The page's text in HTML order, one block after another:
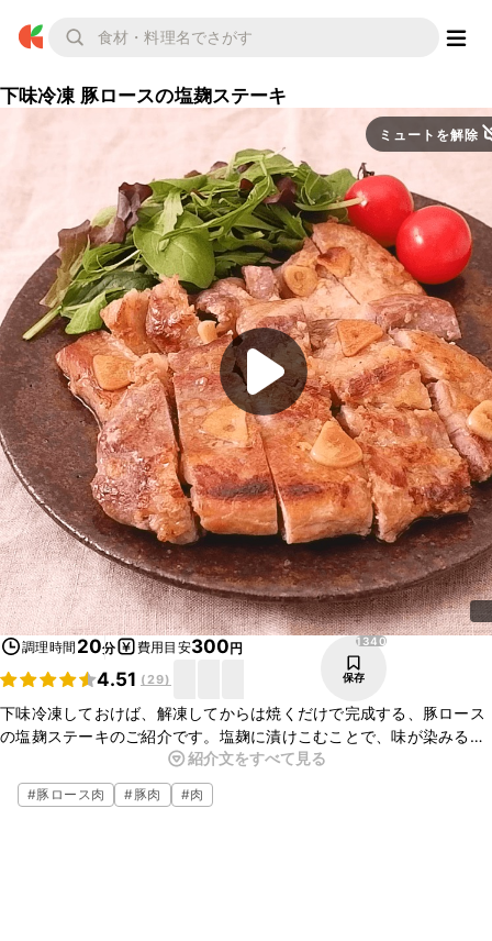
下味冷凍 豚ロースの塩麹ステーキ
ミュートを解除
調理時間 20分 費用目安300円
4.51 (29)
1340
保存
下味冷凍しておけば、解凍してからは焼くだけで完成する、豚ロース
の塩麹ステーキのご紹介です。塩麹に漬けこむことで、味が染みるの
はもちろん、しっとりやわらかく仕上がります。とても簡単にできる
ので忙しいときにもピッタリですよ。ぜひ、お試しくださいね。
紹介文をすべて見る
#豚ロース肉 #豚肉 #肉